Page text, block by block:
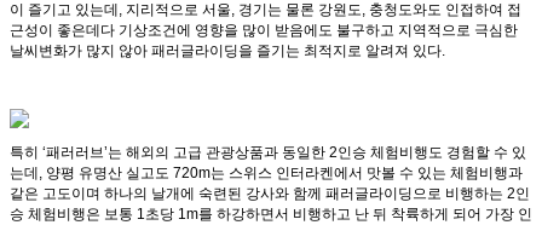
이 즐기고 있는데, 지리적으로 서울, 경기는 물론 강원도, 충청도와도 인접하여 접
근성이 좋은데다 기상조건에 영향을 많이 받음에도 불구하고 지역적으로 극심한
날씨변화가 많지 않아 패러글라이딩을 즐기는 최적지로 알려져 있다.
특히 ‘패러러브’는 해외의 고급 관광상품과 동일한 2인승 체험비행도 경험할 수 있
는데, 양평 유명산 실고도 720m는 스위스 인터라켄에서 맛볼 수 있는 체험비행과
같은 고도이며 하나의 날개에 숙련된 강사와 함께 패러글라이딩으로 비행하는 2인
승 체험비행은 보통 1초당 1m를 하강하면서 비행하고 난 뒤 착륙하게 되어 가장 인